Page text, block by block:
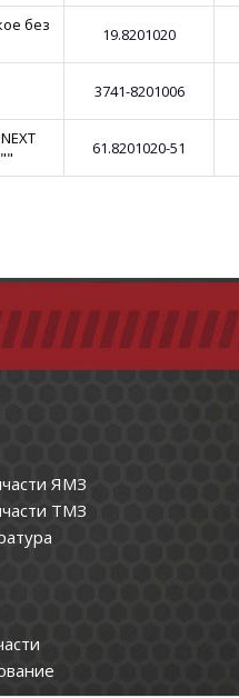
без
19.8201020
3741-8201006
61.8201020-51
ЯМЗ
ТМЗ